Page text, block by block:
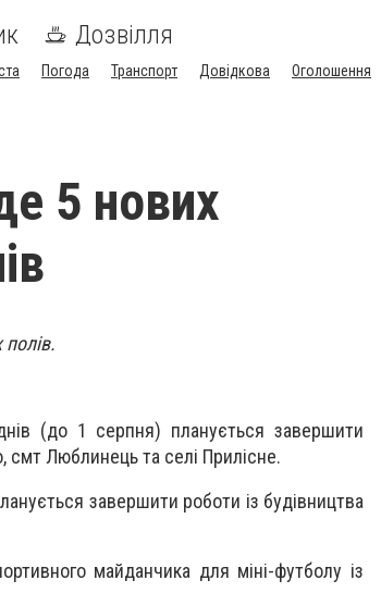
Дозвілля
Погода Транспорт Довідкова Оголошення
5 нових
(до 1 серпня) планується завершити
смт Люблинець та селі Прилісне.
завершити роботи із будівництва
майданчика для міні-футболу із